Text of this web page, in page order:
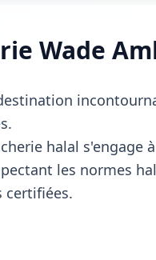
Wade
halal s'engage
les normes
certifiées.